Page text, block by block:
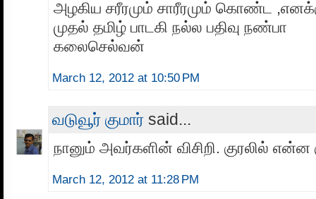
அழகிய சரீரமும் சாரீரமும் கொண்ட
முதல் தமிழ் பாடகி நல்ல பதிவு நண்பா
கலைசெல்வன்
March 12, 2012 at 10:50 PM
வடுவூர் குமார் said...
நானும் அவர்களின் விசிறி. குரலில் என்ன
March 12, 2012 at 11:28 PM